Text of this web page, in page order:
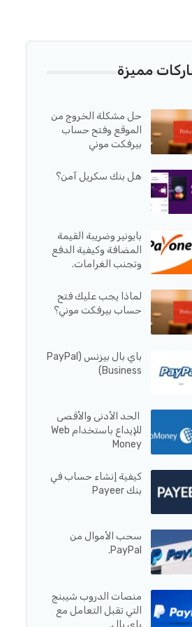
مميزة
حل مشكلة الخروج من
الموقع وفتح حساب
بيرفكت موني
هل بنك سكريل آمن؟
بايونير وضريبة القيمة
المضافة وكيفية الدفع
وتجنب الغرامات.
لماذا يجب عليك فتح
حساب بيرفكت موني؟
باي بال بيزنس (PayPal
Business)
الحد الأدنى والأقصى
للإيداع باستخدام Web
Money
كيفية إنشاء حساب في
بنك Payeer
سحب الأموال من
PayPal.
منصات الدروب شيبنج
التي تقبل التعامل مع
باي بال.